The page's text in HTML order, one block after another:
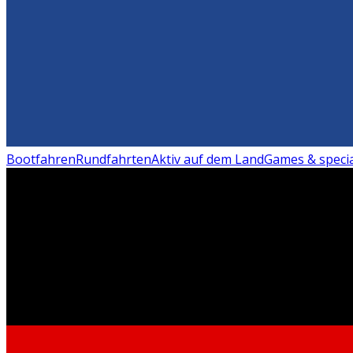
BootfahrenRundfahrtenAktiv auf dem LandGames &